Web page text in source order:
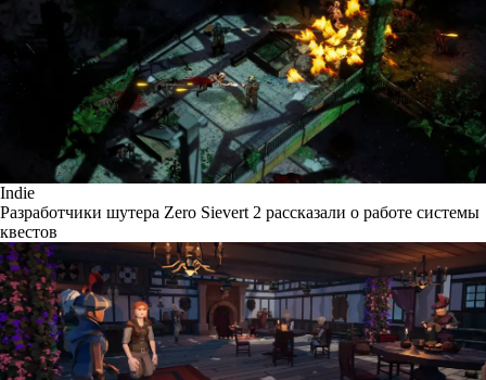
Indie
Разработчики шутера Zero Sievert 2 рассказали о работе системы
квестов